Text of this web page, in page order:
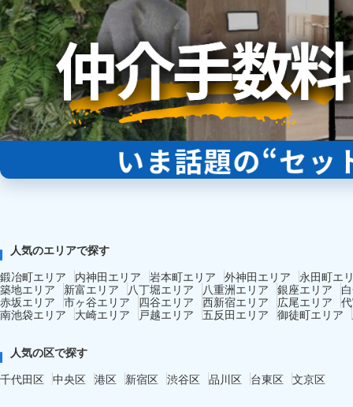
人気のエリアで探す
鍛冶町エリア
内神田エリア 岩本町エリア 外神田エリア
永田町エ
築地エリア
新富エリア 八丁堀エリア 八重洲エリア 銀座エリア
赤坂エリア 市ヶ谷エリア 四谷エリア 西新宿エリア 広尾エリア
南池袋エリア
大崎エリア 戸越エリア 五反田エリア 御徒町エリア
人気の区で探す
千代田区 中央区 港区 新宿区 渋谷区 品川区 台東区 文京区